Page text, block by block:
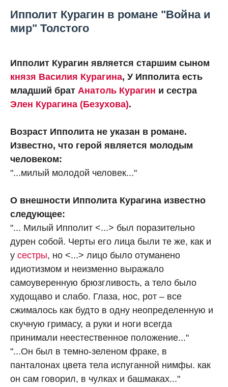
Ипполит Курагин в романе "Война и
мир" Толстого
Ипполит Курагин является старшим сыном
князя Василия Курагина, У Ипполита есть
младший брат Анатоль Курагин и сестра
Элен Курагина (Безухова).
Возраст Ипполита не указан в романе.
Известно, что герой является молодым
человеком:
"...милый молодой человек..."
О внешности Ипполита Курагина известно
следующее:
"... Милый Ипполит <...> был поразительно
дурен собой. Черты его лица были те же, как и
у сестры, но <...> лицо было отуманено
идиотизмом и неизменно выражало
самоуверенную брюзгливость, а тело было
худощаво и слабо. Глаза, нос, рот – все
сжималось как будто в одну неопределенную и
скучную гримасу, а руки и ноги всегда
принимали неестественное положение..."
"...Он был в темно-зеленом фраке, в
панталонах цвета тела испуганной нимфы. как
он сам говорил, в чулках и башмаках..."